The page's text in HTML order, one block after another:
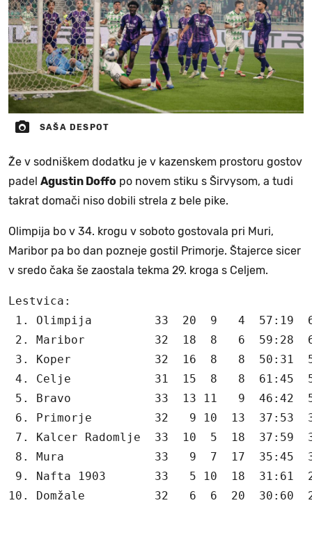
SAŠA DESPOT
Že v sodniškem dodatku je v kazenskem prostoru gostov
padel Agustin Doffo po novem stiku s Širvysom, a tudi
takrat domači niso dobili strela z bele pike.
Olimpija bo v 34. krogu v soboto gostovala pri Muri,
Maribor pa bo dan pozneje gostil Primorje. Štajerce sicer
v sredo čaka še zaostala tekma 29. kroga s Celjem.
Lestvica:
1. Olimpija         33  20  9   4  57:19
2. Maribor          32  18  8   6  59:28
3. Koper            32  16  8   8  50:31
4. Celje            31  15  8   8  61:45
5. Bravo            33  13 11   9  46:42
6. Primorje         32   9 10  13  37:53
7. Kalcer Radomlje  33  10  5  18  37:59
8. Mura             33   9  7  17  35:45
9. Nafta 1903       33   5 10  18  31:61
10. Domžale          32   6  6  20  30:60